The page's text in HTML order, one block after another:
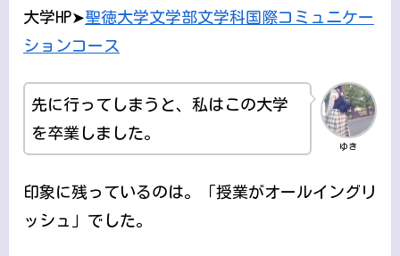
大学HP➤聖徳大学文学部文学科国際コミュニケー
ションコース
ゆき
先に行ってしまうと、私はこの大学
を卒業しました。
印象に残っているのは。「授業がオールイングリ
ッシュ」でした。